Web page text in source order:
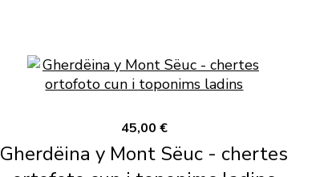
45,00 €
Gherdëina y Mont Sëuc - chertes